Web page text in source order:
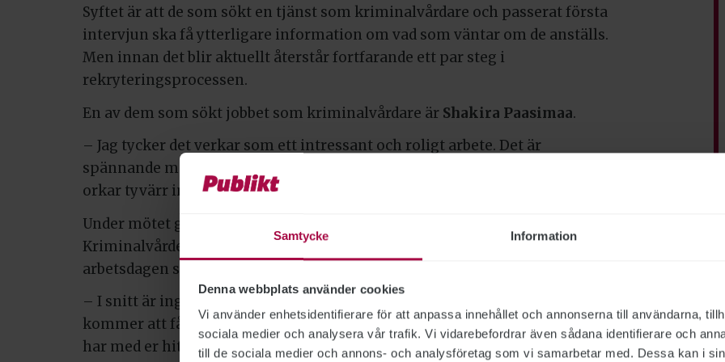
Samtycke Information
Denna webbplats använder cookies
Vi använder enhetsidentifierare för att anpassa innehållet och annonserna till användarna,
sociala medier och analysera vår trafik. Vi vidarebefordrar även sådana identifierare och
till de sociala medier och annons- och analysföretag som vi samarbetar med. Dessa kan i
Syftet är att de som sökt en tjänst som kriminalvårdare och passerat första
intervjun ska få ytterligare information om vad som väntar om de anställs.
Men innan det blir aktuellt återstår fortfarande ett par steg i
rekryteringsprocessen.
En av dem som sökt jobbet som kriminalvårdare är Shakira Paasimaa.
– Jag tycker det verkar som ett intressant och roligt arbete. Det är
spännande med säkerhet. Jag har velat bli polis eller ordningsvakt, men
orkar tyvärr inte plugga, så då är det här ett bra alternativ, säger hon.
Under mötet går Jonathan Dahlbäck och Marcus Jonsson igenom hur
Kriminalvården och anstalten fungerar. De informerar om hur
arbetsdagen ser ut, berättar om villkor, utbildning och lönenivån.
– I snitt är ingångslönen 32 700 kronor. Men det betyder inte att ni alla
kommer att få det. Vi har en individuell lönesättning, så det beror på vad ni
har med er hit, förklarar Jonathan Dahlbäck.